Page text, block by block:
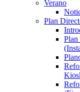
Verano
Plan
Plan